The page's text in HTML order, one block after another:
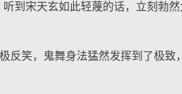
宋天玄如此轻蔑的话，立刻勃然
笑，鬼舞身法猛然发挥到了极致